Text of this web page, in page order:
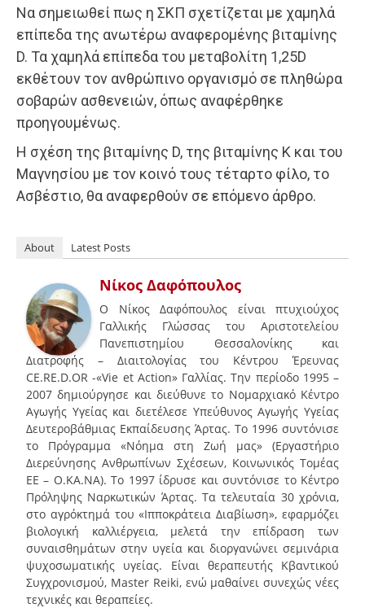
Nα σημειωθεί πως η ΣΚΠ σχετίζεται με χαμηλά
επίπεδα της ανωτέρω αναφερομένης βιταμίνης
D. Τα χαμηλά επίπεδα του μεταβολίτη 1,25D
εκθέτουν τον ανθρώπινο οργανισμό σε πληθώρα
σοβαρών ασθενειών, όπως αναφέρθηκε
προηγουμένως.
Η σχέση της βιταμίνης D, της βιταμίνης Κ και του
Μαγνησίου με τον κοινό τους τέταρτο φίλο, το
Ασβέστιο, θα αναφερθούν σε επόμενο άρθρο.
About Latest Posts
Νίκος Δαφόπουλος
Ο Νίκος Δαφόπουλος είναι πτυχιούχος
Γαλλικής Γλώσσας του Αριστοτελείου
Πανεπιστημίου Θεσσαλονίκης και
Διατροφής – Διαιτολογίας του Κέντρου Έρευνας
CE.RE.D.OR -«Vie et Action» Γαλλίας. Την περίοδο 1995 –
2007 δημιούργησε και διεύθυνε το Νομαρχιακό Κέντρο
Αγωγής Υγείας και διετέλεσε Υπεύθυνος Αγωγής Υγείας
Δευτεροβάθμιας Εκπαίδευσης Άρτας. Το 1996 συντόνισε
το Πρόγραμμα «Νόημα στη Ζωή μας» (Εργαστήριο
Διερεύνησης Ανθρωπίνων Σχέσεων, Κοινωνικός Τομέας
ΕΕ – Ο.ΚΑ.ΝΑ). Το 1997 ίδρυσε και συντόνισε το Κέντρο
Πρόληψης Ναρκωτικών Άρτας. Τα τελευταία 30 χρόνια,
στο αγρόκτημά του «Ιπποκράτεια Διαβίωση», εφαρμόζει
βιολογική καλλιέργεια, μελετά την επίδραση των
συναισθημάτων στην υγεία και διοργανώνει σεμινάρια
ψυχοσωματικής υγείας. Είναι θεραπευτής Κβαντικού
Συγχρονισμού, Master Reiki, ενώ μαθαίνει συνεχώς νέες
τεχνικές και θεραπείες.